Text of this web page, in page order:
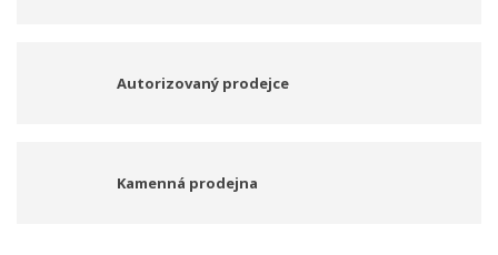
Autorizovaný prodejce
Kamenná prodejna